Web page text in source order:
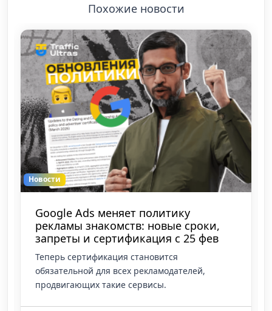
Похожие новости
Новости
Кастомизация креативов на лету:
Google добавил ИИ-инструмент
Video Remix на базе Gemini Om
Технологический гигант открыл доступ к новой
фиче Video Remix прямо внутри стандартного
приложения Google Фото. Инструмент